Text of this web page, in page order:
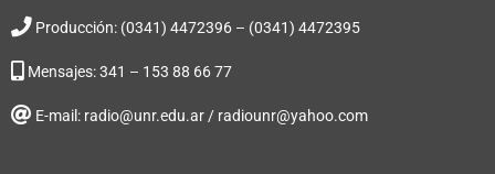
Producción: (0341) 4472396 – (0341) 4472395
Mensajes: 341 – 153 88 66 77
E-mail: radio@unr.edu.ar / radiounr@yahoo.com